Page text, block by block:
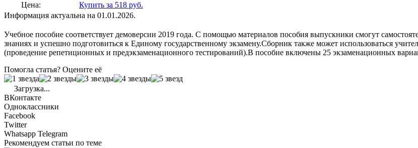
Цена:
Купить за 518 руб.
Информация актуальна на 01.01.2026.
Учебное пособие соответствует демоверсии 2019 года. С помощью материалов пособия выпускники смогут
знаниях и успешно подготовиться к Единому государственному экзамену.Сборник также может использоваться
(проведение репетиционных и предэкзаменационного тестирований).В пособие включены 25 экзаменационных
Помогла статья? Оцените её
Загрузка...
ВКонтакте
Одноклассники
Facebook
Twitter
Whatsapp Telegram
Рекомендуем статьи по теме